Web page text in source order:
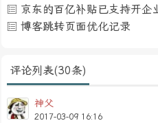
京东的百亿补贴已支持开企
博客跳转页面优化记录
评论列表(30条)
神父
2017-03-09 16:16